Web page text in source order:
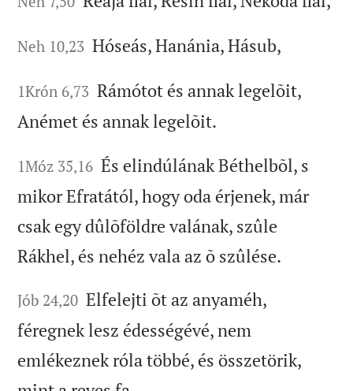
Neh 10,23 Hóseás, Hanánia, Hásub,
1Krón 6,73 Rámótot és annak legelõit,
Anémet és annak legelõit.
1Móz 35,16 És elindúlának Béthelbõl, s
mikor Efratától, hogy oda érjenek, már
csak egy dûlõföldre valának, szûle
Rákhel, és nehéz vala az õ szûlése.
Jób 24,20 Elfelejti õt az anyaméh,
féregnek lesz édességévé, nem
emlékeznek róla többé, és összetörik,